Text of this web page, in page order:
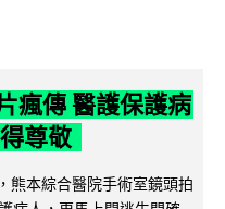
瘋傳 醫護保護病
尊敬
熊本綜合醫院手術室鏡頭拍